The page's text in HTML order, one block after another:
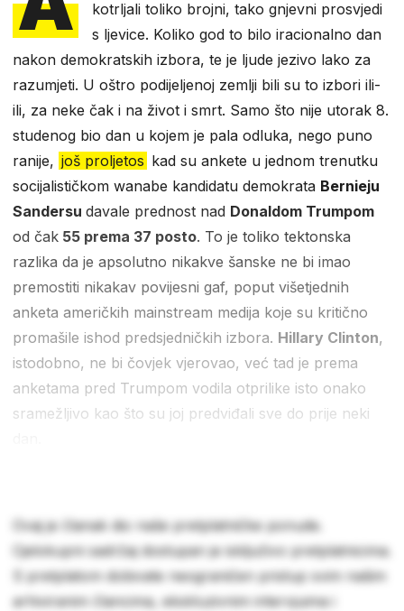
kotrljali toliko brojni, tako gnjevni prosvjedi
s ljevice. Koliko god to bilo iracionalno dan
nakon demokratskih izbora, te je ljude jezivo lako za
razumjeti. U oštro podijeljenoj zemlji bili su to izbori ili-
ili, za neke čak i na život i smrt. Samo što nije utorak 8.
studenog bio dan u kojem je pala odluka, nego puno
ranije, još proljetos kad su ankete u jednom trenutku
socijalističkom wanabe kandidatu demokrata Bernieju
Sandersu davale prednost nad Donaldom Trumpom
od čak 55 prema 37 posto. To je toliko tektonska
razlika da je apsolutno nikakve šanske ne bi imao
premostiti nikakav povijesni gaf, poput višetjednih
anketa američkih mainstream medija koje su kritično
promašile ishod predsjedničkih izbora. Hillary Clinton,
istodobno, ne bi čovjek vjerovao, već tad je prema
anketama pred Trumpom vodila otprilike isto onako
sramežljivo kao što su joj predviđali sve do prije neki
Ovaj je članak dio naše pretplatničke ponude.
Cjelokupni sadržaj dostupan je isključivo pretplatnicima.
S pretplatom dobivate neograničen pristup svim našim
arhiviranim člancima, ekskluzivnim intervjuima i